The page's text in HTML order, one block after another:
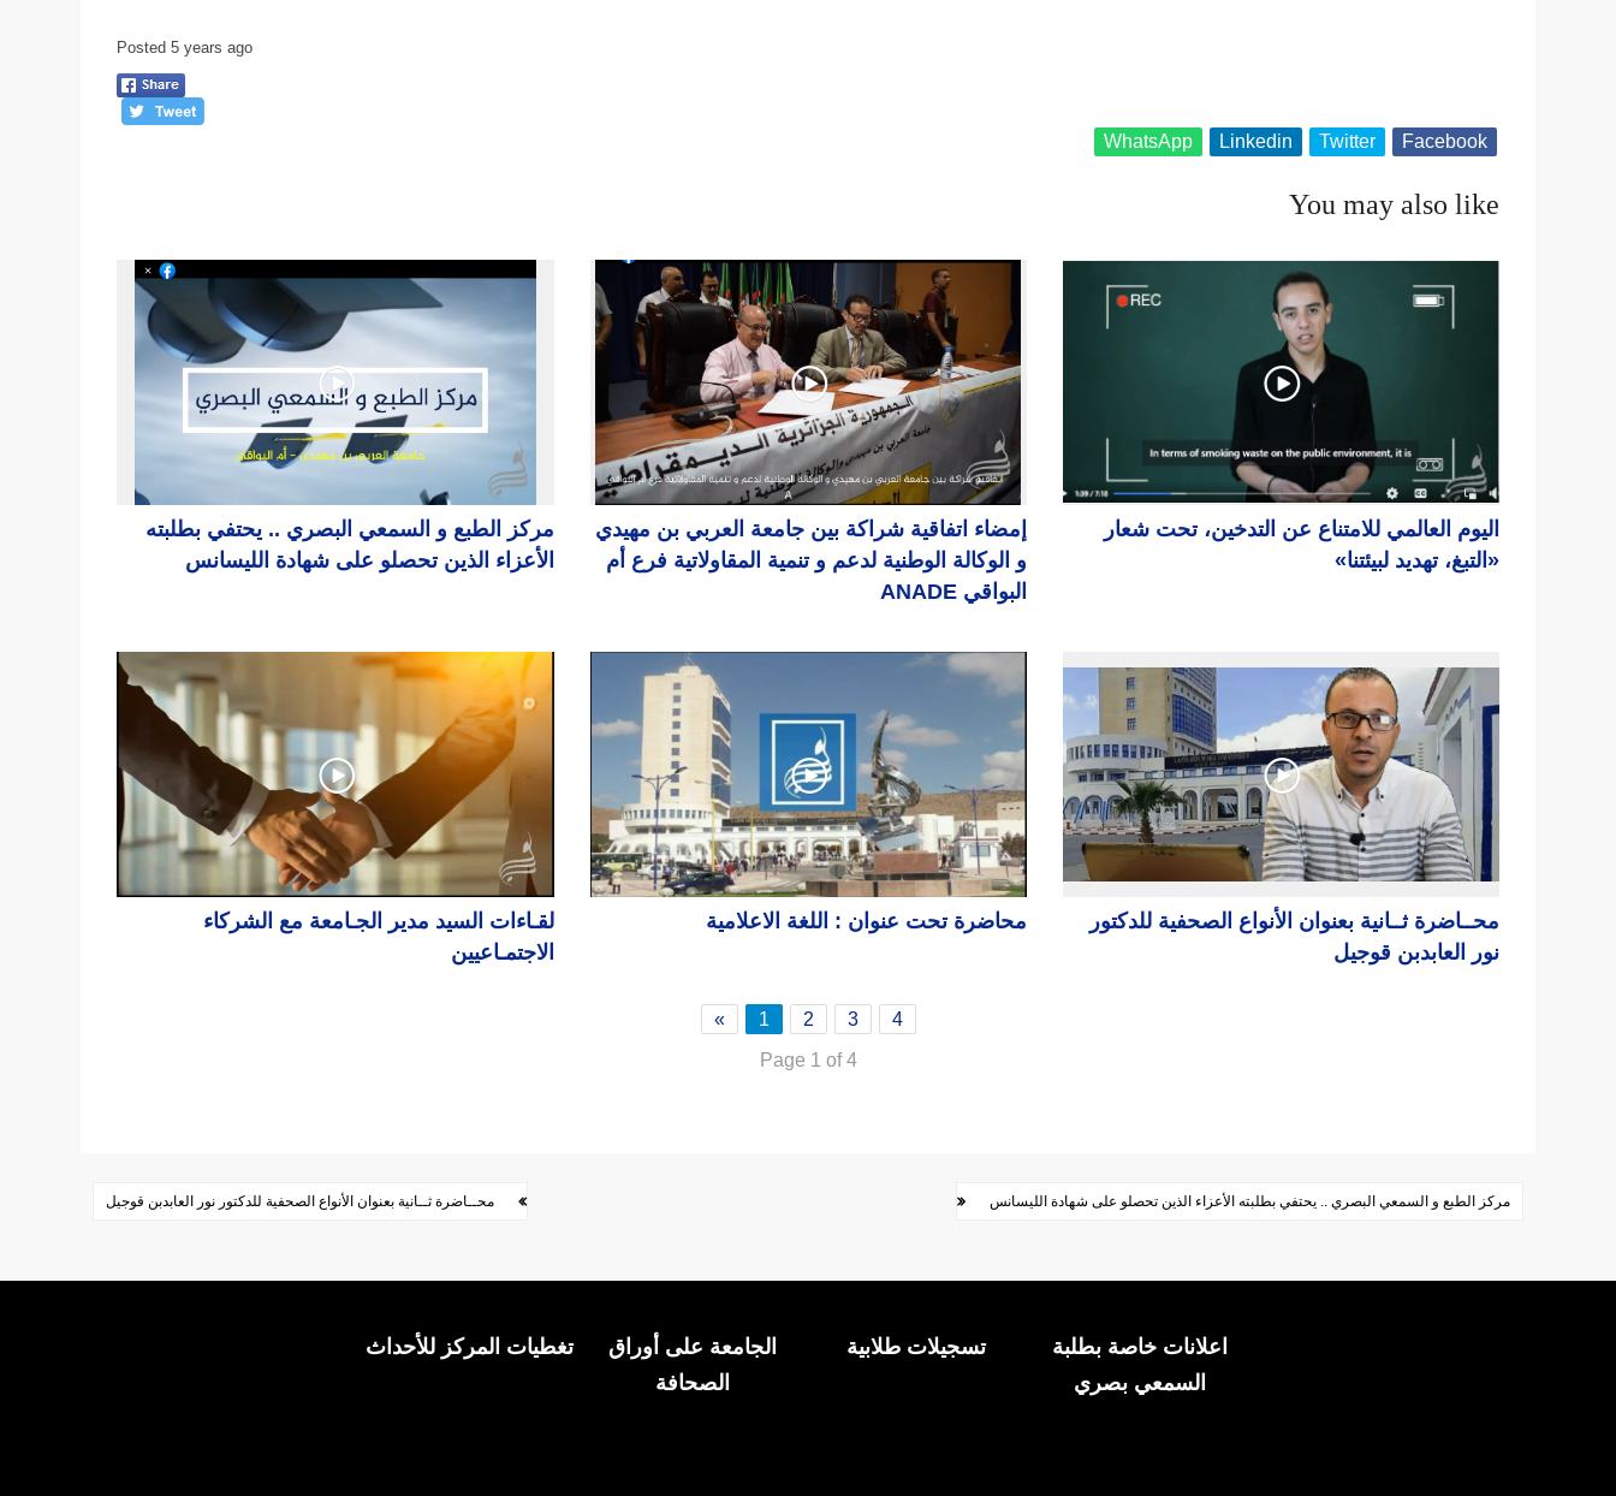
Posted 5 years ago
Facebook
Twitter
Linkedin
WhatsApp
You may also like
اليوم العالمي للامتناع عن التدخين، تحت شعار
«التبغ، تهديد لبيئتنا»
إمضاء اتفاقية شراكة بين جامعة العربي بن مهيدي
و الوكالة الوطنية لدعم و تنمية المقاولاتية فرع أم
البواقي ANADE
مركز الطبع و السمعي البصري .. يحتفي بطلبته
الأعزاء الذين تحصلو على شهادة الليسانس
محــاضرة ثــانية بعنوان الأنواع الصحفية للدكتور
نور العابدبن قوجيل
محاضرة تحت عنوان : اللغة الاعلامية
لقـاءات السيد مدير الجـامعة مع الشركاء
الاجتمـاعيين
1 2 3 4
»
Page 1 of 4
Post
محــاضرة ثــانية بعنوان الأنواع الصحفية للدكتور نور العابدبن قوجيل مركز الطبع و السمعي البصري .. يحتفي بطلبته الأعزاء الذين تحصلو على شهادة الليسانس
اعلانات خاصة بطلبة
السمعي بصري
تسجيلات طلابية
الجامعة على أوراق
الصحافة
تغطيات المركز للأحداث